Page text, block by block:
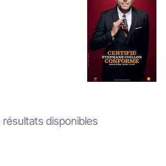
résultats disponibles